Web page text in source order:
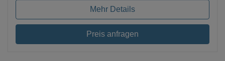
Mehr Details
Preis anfragen